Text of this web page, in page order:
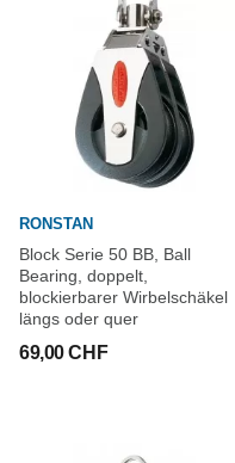
RONSTAN
Block Serie 50 BB, Ball
Bearing, doppelt,
blockierbarer Wirbelschäkel
längs oder quer
69,00 CHF